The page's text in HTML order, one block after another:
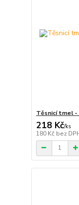
Těsnicí tmel -
218 Kč/ks
180 Kč bez